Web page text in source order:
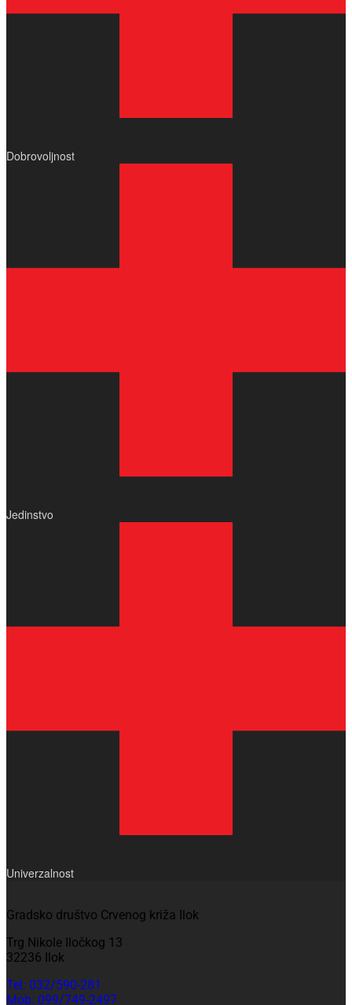
Dobrovoljnost
Jedinstvo
Univerzalnost
Gradsko društvo Crvenog križa Ilok
Trg Nikole Iločkog 13
32236 Ilok
Tel: 032/590-281
Mob: 099/749-2497